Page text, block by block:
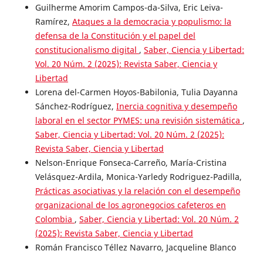
Guilherme Amorim Campos-da-Silva, Eric Leiva-
Ramírez, Ataques a la democracia y populismo: la
defensa de la Constitución y el papel del
constitucionalismo digital , Saber, Ciencia y Libertad:
Vol. 20 Núm. 2 (2025): Revista Saber, Ciencia y
Libertad
Lorena del-Carmen Hoyos-Babilonia, Tulia Dayanna
Sánchez-Rodríguez, Inercia cognitiva y desempeño
laboral en el sector PYMES: una revisión sistemática ,
Saber, Ciencia y Libertad: Vol. 20 Núm. 2 (2025):
Revista Saber, Ciencia y Libertad
Nelson-Enrique Fonseca-Carreño, María-Cristina
Velásquez-Ardila, Monica-Yarledy Rodriguez-Padilla,
Prácticas asociativas y la relación con el desempeño
organizacional de los agronegocios cafeteros en
Colombia , Saber, Ciencia y Libertad: Vol. 20 Núm. 2
(2025): Revista Saber, Ciencia y Libertad
Román Francisco Téllez Navarro, Jacqueline Blanco